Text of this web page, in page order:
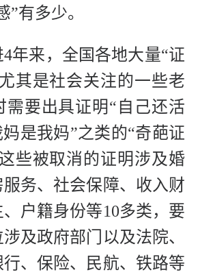
”有多少。
年来，全国各地大量“证
其是社会关注的一些老
需要出具证明“自己还活
是我妈”之类的“奇葩证
些被取消的证明涉及婚
务、社会保障、收入财
户籍身份等10多类，要
及政府部门以及法院、
、保险、民航、铁路等